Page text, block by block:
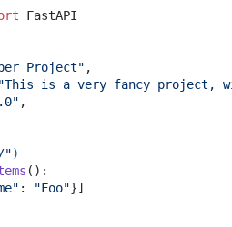
FastAPI
Project" ,
"This is a very fancy project,
,
")
():
: "Foo"